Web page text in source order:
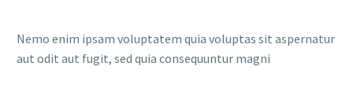
Nemo enim ipsam voluptatem quia voluptas sit aspernatur
aut odit aut fugit, sed quia consequuntur magni